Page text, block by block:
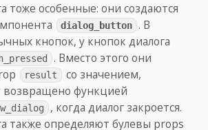
тоже особенные: они создаются
dialog_button . В
кнопок, у кнопок диалога
. Вместо этого они
result
со значением,
возвращено функцией
, когда диалог закроется.
также определяют булевы props